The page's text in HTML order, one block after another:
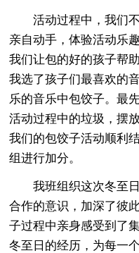
活动过程中，我们
亲自动手，体验活动乐
我们让包的好的孩子帮
我选了孩子们最喜欢的
乐的音乐中包饺子。最
活动过程中的垃圾，摆
我们的包饺子活动顺利
组进行加分。
我班组织这次冬至
合作的意识，加深了彼
子过程中亲身感受到了
冬至日的经历，为每一